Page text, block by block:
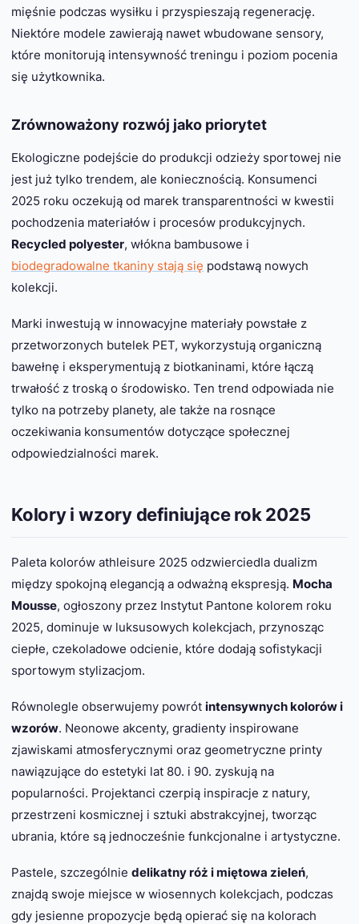
mięśnie podczas wysiłku i przyspieszają regenerację.
Niektóre modele zawierają nawet wbudowane sensory,
które monitorują intensywność treningu i poziom pocenia
się użytkownika.
Zrównoważony rozwój jako priorytet
Ekologiczne podejście do produkcji odzieży sportowej nie
jest już tylko trendem, ale koniecznością. Konsumenci
2025 roku oczekują od marek transparentności w kwestii
pochodzenia materiałów i procesów produkcyjnych.
Recycled polyester, włókna bambusowe i
biodegradowalne tkaniny stają się podstawą nowych
kolekcji.
Marki inwestują w innowacyjne materiały powstałe z
przetworzonych butelek PET, wykorzystują organiczną
bawełnę i eksperymentują z biotkaninami, które łączą
trwałość z troską o środowisko. Ten trend odpowiada nie
tylko na potrzeby planety, ale także na rosnące
oczekiwania konsumentów dotyczące społecznej
odpowiedzialności marek.
Kolory i wzory definiujące rok 2025
Paleta kolorów athleisure 2025 odzwierciedla dualizm
między spokojną elegancją a odważną ekspresją. Mocha
Mousse, ogłoszony przez Instytut Pantone kolorem roku
2025, dominuje w luksusowych kolekcjach, przynosząc
ciepłe, czekoladowe odcienie, które dodają sofistykacji
sportowym stylizacjom.
Równolegle obserwujemy powrót intensywnych kolorów i
wzorów. Neonowe akcenty, gradienty inspirowane
zjawiskami atmosferycznymi oraz geometryczne printy
nawiązujące do estetyki lat 80. i 90. zyskują na
popularności. Projektanci czerpią inspiracje z natury,
przestrzeni kosmicznej i sztuki abstrakcyjnej, tworząc
ubrania, które są jednocześnie funkcjonalne i artystyczne.
Pastele, szczególnie delikatny róż i miętowa zieleń,
znajdą swoje miejsce w wiosennych kolekcjach, podczas
gdy jesienne propozycje będą opierać się na kolorach